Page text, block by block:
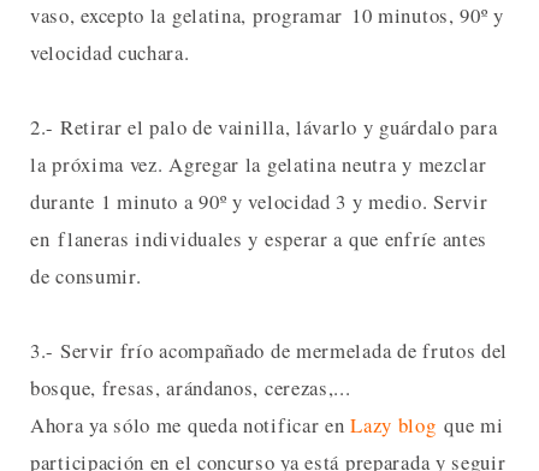
vaso, excepto la gelatina, programar 10 minutos, 90º y
velocidad cuchara.
2.- Retirar el palo de vainilla, lávarlo y guárdalo para
la próxima vez. Agregar la gelatina neutra y mezclar
durante 1 minuto a 90º y velocidad 3 y medio. Servir
en flaneras individuales y esperar a que enfríe antes
de consumir.
3.- Servir frío acompañado de mermelada de frutos del
bosque, fresas, arándanos, cerezas,...
Ahora ya sólo me queda notificar enLazy blog que mi
participación en el concurso ya está preparada y seguir